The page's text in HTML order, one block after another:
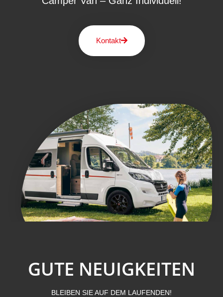
Kontakt
GUTE NEUIGKEITEN
BLEIBEN SIE AUF DEM LAUFENDEN!